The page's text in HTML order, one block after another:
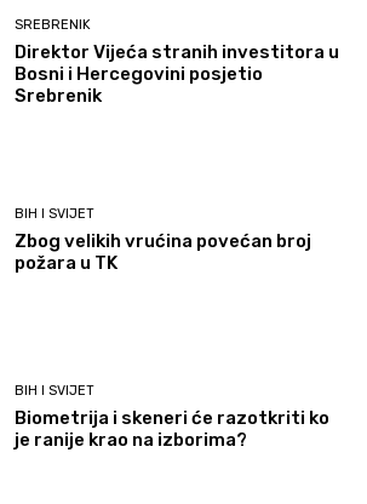
SREBRENIK
Direktor Vijeća stranih investitora u
Bosni i Hercegovini posjetio
Srebrenik
BIH I SVIJET
Zbog velikih vrućina povećan broj
požara u TK
BIH I SVIJET
Biometrija i skeneri će razotkriti ko
je ranije krao na izborima?